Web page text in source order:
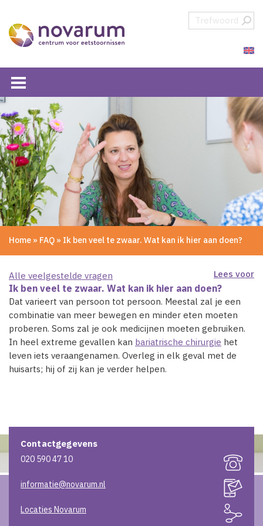
Home » FAQ » Ik ben veel te zwaar. Wat kan ik hier aan doen?
Lees voor
Alle veelgestelde vragen
Ik ben veel te zwaar. Wat kan ik hier aan doen?
Dat varieert van persoon tot persoon. Meestal zal je een
combinatie van meer bewegen en minder eten moeten
proberen. Soms zal je ook medicijnen moeten gebruiken.
In heel extreme gevallen kan bariatrische chirurgie het
leven iets veraangenamen. Overleg in elk geval met de
huisarts; hij of zij kan je verder helpen.
Contactgegevens
020 590 47 10
informatie@novarum.nl
Locaties Novarum